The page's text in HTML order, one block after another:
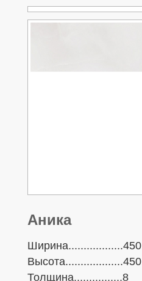
Аника
Ширина..................450
Высота...................450
Толщина................8